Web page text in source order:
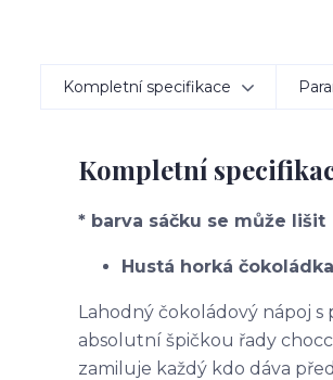
Kompletní specifikace
Kompletní
* barva sáčku se může lišit
Hustá horká čokoládka
Lahodný čokoládový nápoj
absolutní špičkou řady
zamiluje každý kdo dáva